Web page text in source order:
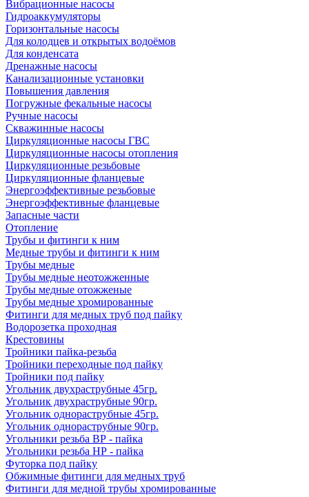
Вибрационные насосы
Гидроаккумуляторы
Горизонтальные насосы
Для колодцев и открытых водоёмов
Для конденсата
Дренажные насосы
Канализационные установки
Повышения давления
Погружные фекальные насосы
Ручные насосы
Скважинные насосы
Циркуляционные насосы ГВС
Циркуляционные насосы отопления
Циркуляционные резьбовые
Циркуляционные фланцевые
Энергоэффективные резьбовые
Энергоэффективные фланцевые
Запасные части
Отопление
Трубы и фитинги к ним
Медные трубы и фитинги к ним
Трубы медные
Трубы медные неотожженные
Трубы медные отожженые
Трубы медные хромированные
Фитинги для медных труб под пайку
Водорозетка проходная
Крестовины
Тройники пайка-резьба
Тройники переходные под пайку
Тройники под пайку
Угольник двухраструбные 45гр.
Угольник двухраструбные 90гр.
Угольник однораструбные 45гр.
Угольник однораструбные 90гр.
Угольники резьба ВР - пайка
Угольники резьба НР - пайка
Футорка под пайку
Обжимные фитинги для медных труб
Фитинги для медной трубы хромированные